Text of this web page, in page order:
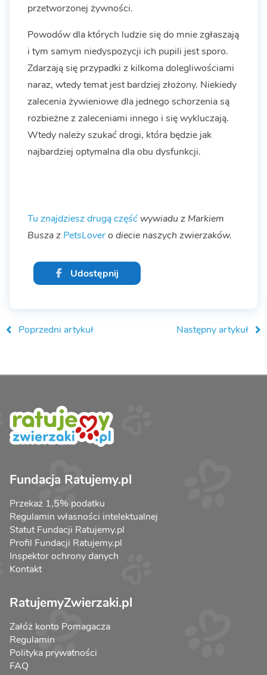
przetworzonej żywności.
Powodów dla których ludzie się do mnie zgłaszają
i tym samym niedyspozycji ich pupili jest sporo.
Zdarzają się przypadki z kilkoma dolegliwościami
naraz, wtedy temat jest bardziej złożony. Niekiedy
zalecenia żywieniowe dla jednego schorzenia są
rozbieżne z zaleceniami innego i się wykluczają.
Wtedy należy szukać drogi, która będzie jak
najbardziej optymalna dla obu dysfunkcji.
Tu znajdzieszdrugą część wywiadu z Markiem
Busza z PetsLovero diecie naszych zwierzaków.
Udostępnij
Poprzedni artykuł Następny artykuł
Fundacja Ratujemy.pl
Przekaż 1,5% podatku
Regulamin własności intelektualnej
Statut Fundacji Ratujemy.pl
Profil Fundacji Ratujemy.pl
Inspektor ochrony danych
Kontakt
RatujemyZwierzaki.pl
Załóż konto Pomagacza
Regulamin
Polityka prywatności
FAQ